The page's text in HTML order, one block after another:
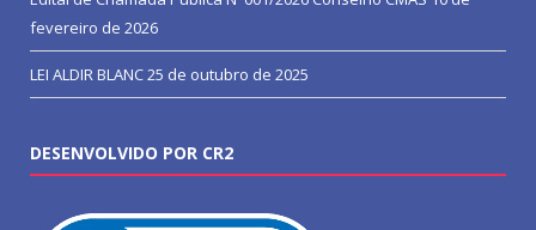
fevereiro de 2026
LEI ALDIR BLANC25 de outubro de 2025
DESENVOLVIDO POR CR2